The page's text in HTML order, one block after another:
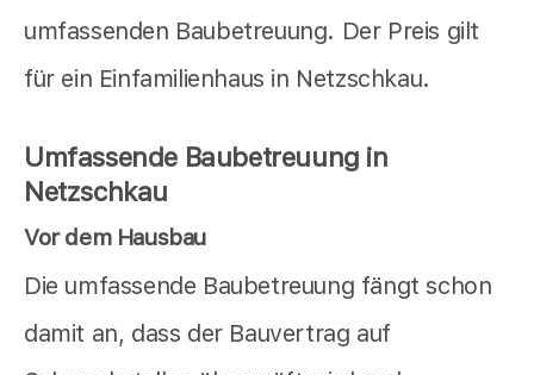
umfassenden Baubetreuung. Der Preis gilt
für ein Einfamilienhaus in Netzschkau.
Umfassende Baubetreuung in
Netzschkau
Vor dem Hausbau
Die umfassende Baubetreuung fängt schon
damit an, dass der Bauvertrag auf